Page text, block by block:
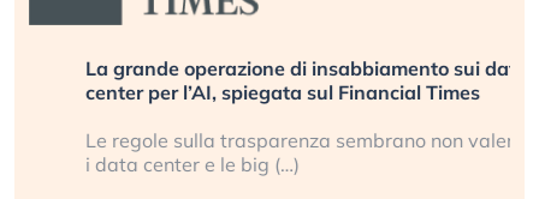
La grande operazione di insabbiamento sui data
center per l’AI, spiegata sul Financial Times
Le regole sulla trasparenza sembrano non valere per
i data center e le big (…)